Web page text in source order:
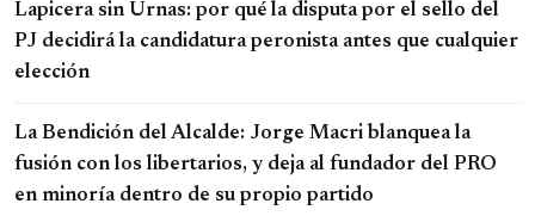
Lapicera sin Urnas: por qué la disputa por el sello del
PJ decidirá la candidatura peronista antes que cualquier
elección
La Bendición del Alcalde: Jorge Macri blanquea la
fusión con los libertarios, y deja al fundador del PRO
en minoría dentro de su propio partido